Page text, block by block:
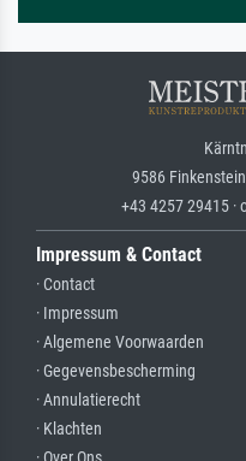
9586
+43 4257 29415 ·
Impressum & Contact
· Contact
· Impressum
· Algemene Voorwaarden
· Gegevensbescherming
· Annulatierecht
· Klachten